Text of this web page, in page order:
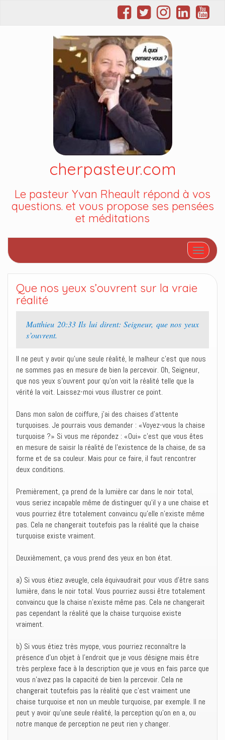
cherpasteur.com
Le pasteur Yvan Rheault répond à vos
questions. et vous propose ses pensées
et méditations
Afficher/
Que nos yeux s’ouvrent sur la vraie
réalité
Matthieu 20:33 Ils lui dirent: Seigneur, que nos yeux
s’ouvrent.
Il ne peut y avoir qu’une seule réalité, le malheur c’est que nous
ne sommes pas en mesure de bien la percevoir. Oh, Seigneur,
que nos yeux s’ouvrent pour qu’on voit la réalité telle que la
vérité la voit. Laissez-moi vous illustrer ce point.
Dans mon salon de coiffure, j’ai des chaises d’attente
turquoises. Je pourrais vous demander : «Voyez-vous la chaise
turquoise ?» Si vous me répondez : «Oui» c’est que vous êtes
en mesure de saisir la réalité de l’existence de la chaise, de sa
forme et de sa couleur. Mais pour ce faire, il faut rencontrer
deux conditions.
Premièrement, ça prend de la lumière car dans le noir total,
vous seriez incapable même de distinguer qu’il y a une chaise et
vous pourriez être totalement convaincu qu’elle n’existe même
pas. Cela ne changerait toutefois pas la réalité que la chaise
turquoise existe vraiment.
Deuxièmement, ça vous prend des yeux en bon état.
a) Si vous étiez aveugle, cela équivaudrait pour vous d’être sans
lumière, dans le noir total. Vous pourriez aussi être totalement
convaincu que la chaise n’existe même pas. Cela ne changerait
pas cependant la réalité que la chaise turquoise existe
vraiment.
b) Si vous étiez très myope, vous pourriez reconnaître la
présence d’un objet à l’endroit que je vous désigne mais être
très perplexe face à la description que je vous en fais parce que
vous n’avez pas la capacité de bien la percevoir. Cela ne
changerait toutefois pas la réalité que c’est vraiment une
chaise turquoise et non un meuble turquoise, par exemple. Il ne
peut y avoir qu’une seule réalité, la perception qu’on en a, ou
notre manque de perception ne peut rien y changer.